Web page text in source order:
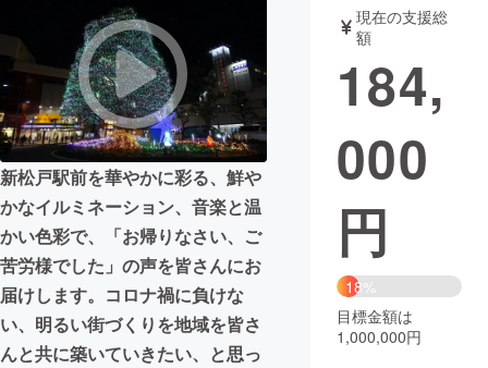
アート・写真 音楽
テクノロジー・ガジェット ゲーム・サ
映像・映画
ビジネス・起業
まちづくり・地域活性化
CAMPFIRE for Social Good
CAMPFIRE Creation
CAMPFIREふるさと納税machi-ya コミュニティ
新松戸駅前を華やかに彩る、鮮や
かなイルミネーション、音楽と温
かい色彩で、「お帰りなさい、ご
苦労様でした」の声を皆さんにお
届けします。コロナ禍に負けな
い、明るい街づくりを地域を皆さ
んと共に築いていきたい、と思っ
現在の支援総
額
184,
000
円
18%
目標金額は
1,000,000円